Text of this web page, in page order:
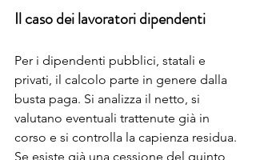
Il caso dei lavoratori dipendenti
Per i dipendenti pubblici, statali e
privati, il calcolo parte in genere dalla
busta paga. Si analizza il netto, si
valutano eventuali trattenute già in
corso e si controlla la capienza residua.
Se esiste già una cessione del quinto,